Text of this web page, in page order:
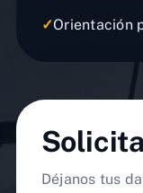
✓Orientación
Déjanos tus